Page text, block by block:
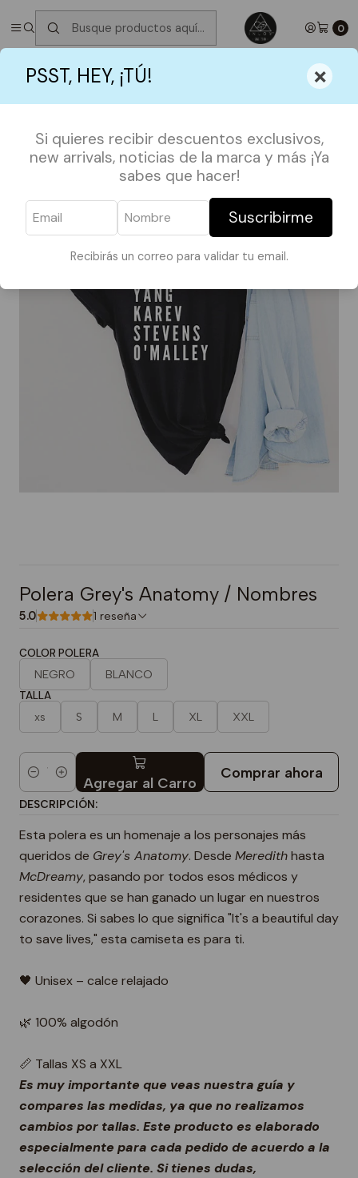
PSST, HEY, ¡TÚ! ×
Si quieres recibir descuentos exclusivos,
new arrivals, noticias de la marca y más ¡Ya
sabes que hacer!
Suscribirme
Recibirás un correo para validar tu email.
0
✮ ⋆ ˚｡𖦹 ⋆｡°✩Próximos Despachos martes 11 de Agosto
⋆｡°✩
POLERAS
Polera Grey's Anatomy / Nombres
Polera Grey's Anatomy / Nombres
5.0 1 reseña
COLOR POLERA
NEGRO BLANCO
TALLA
xs S M L XL XXL
Cantidad Agregar al Carro
Comprar ahora
DESCRIPCIÓN:
Esta polera es un homenaje a los personajes más
queridos de Grey's Anatomy. Desde Meredithhasta
McDreamy, pasando por todos esos médicos y
residentes que se han ganado un lugar en nuestros
corazones. Si sabes lo que significa "It's a beautiful day
to save lives," esta camiseta es para ti.
🖤 Unisex – calce relajado
🌿 100% algodón
📏 Tallas XS a XXL
Es muy importante que veas nuestra guía y
compares las medidas, ya que no realizamos
cambios por tallas. Este producto es elaborado
especialmente para cada pedido de acuerdo a la
selección del cliente. Si tienes dudas,